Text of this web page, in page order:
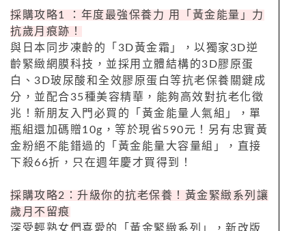
採購攻略1 ：年度最強保養力 用「黃金能量」力
抗歲月痕跡！
與日本同步凍齡的「3D黃金霜」，以獨家3D逆
齡緊緻網膜科技，並採用立體結構的3D膠原蛋
白、3D玻尿酸和全效膠原蛋白等抗老保養關鍵成
分，並配合35種美容精華，能夠高效對抗老化徵
兆！新朋友入門必買的「黃金能量人氣組」，單
瓶組還加碼贈10g，等於現省590元！另有忠實黃
金粉絕不能錯過的「黃金能量大容量組」，直接
下殺66折，只在週年慶才買得到！
採購攻略2：升級你的抗老保養！黃金緊緻系列讓
歲月不留痕
深受輕熟女們喜愛的「黃金緊緻系列」，新改版